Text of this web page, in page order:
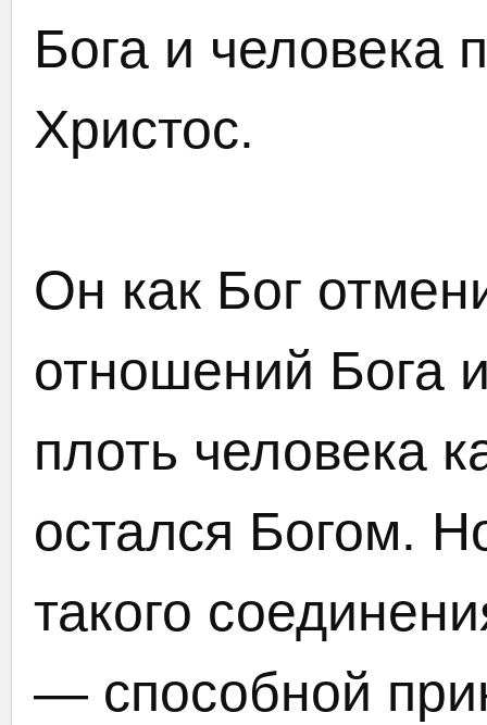
Бога и человека
Христос.
Он как Бог
отношений Бога
плоть человека
остался Богом.
такого
— способной